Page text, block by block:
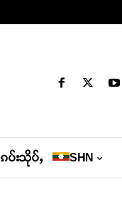
ၵပ်းသိုပ်ႇ SHN